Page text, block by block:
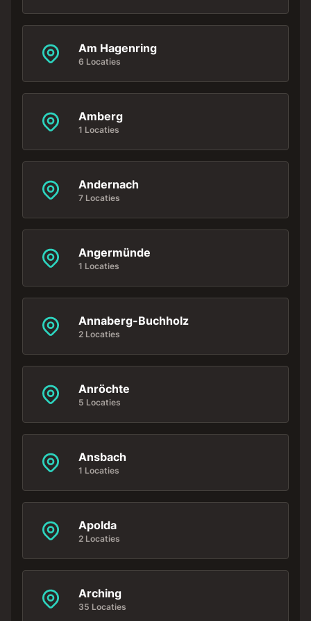
Am Hagenring
6 Locaties
Amberg
1 Locaties
Andernach
7 Locaties
Angermünde
1 Locaties
Annaberg-Buchholz
2 Locaties
Anröchte
5 Locaties
Ansbach
1 Locaties
Apolda
2 Locaties
Arching
35 Locaties